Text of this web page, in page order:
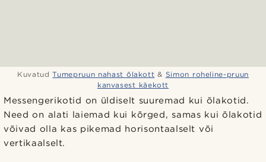
Kuvatud Tumepruun nahast õlakott & Simon roheline-pruun
kanvasest käekott
Messengerikotid on üldiselt suuremad kui õlakotid.
Need on alati laiemad kui kõrged, samas kui õlakotid
võivad olla kas pikemad horisontaalselt või
vertikaalselt.